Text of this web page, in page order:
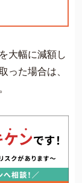
大幅に減額し
った場合は、